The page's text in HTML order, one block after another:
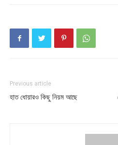
Previous article
হাত ধোয়ারও কিছু নিয়ম আছে